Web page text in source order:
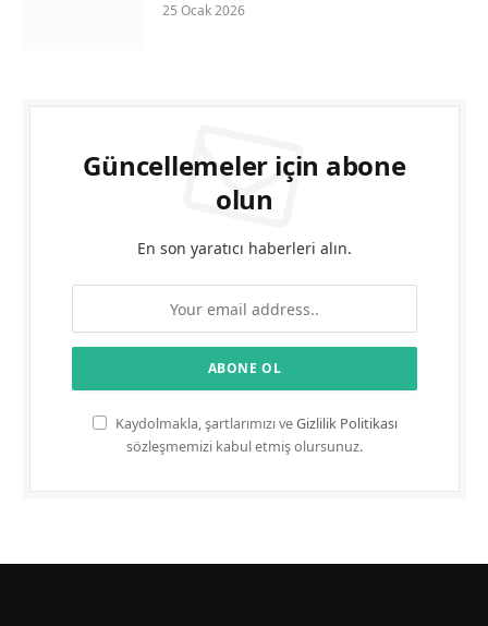
25 Ocak 2026
Güncellemeler için abone
olun
En son yaratıcı haberleri alın.
Kaydolmakla, şartlarımızı veGizlilik Politikası
sözleşmemizi kabul etmiş olursunuz.